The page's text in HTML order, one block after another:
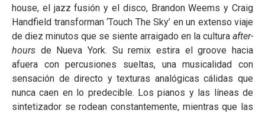
house, el jazz fusión y el disco, Brandon Weems y Craig
Handfield transforman ‘Touch The Sky’ en un extenso viaje
de diez minutos que se siente arraigado en la cultura after-
hours de Nueva York. Su remix estira el groove hacia
afuera con percusiones sueltas, una musicalidad con
sensación de directo y texturas analógicas cálidas que
nunca caen en lo predecible. Los pianos y las líneas de
sintetizador se rodean constantemente, mientras que las